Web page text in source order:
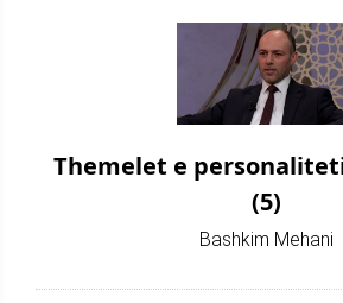
Themelet e
(5)
Bashkim Mehani